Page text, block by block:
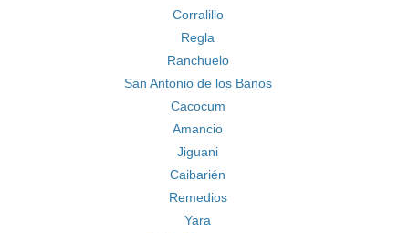
Corralillo
Regla
Ranchuelo
San Antonio de los Banos
Cacocum
Amancio
Jiguani
Caibarién
Remedios
Yara